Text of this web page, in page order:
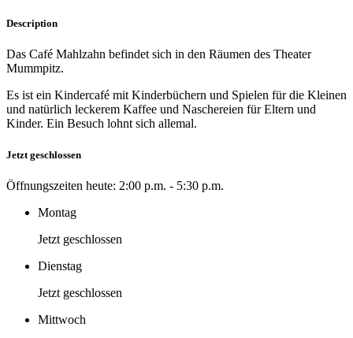
Description
Das Café Mahlzahn befindet sich in den Räumen des Theater
Mummpitz.
Es ist ein Kindercafé mit Kinderbüchern und Spielen für die Kleinen
und natürlich leckerem Kaffee und Naschereien für Eltern und
Kinder. Ein Besuch lohnt sich allemal.
Jetzt geschlossen
Öffnungszeiten heute: 2:00 p.m. - 5:30 p.m.
Montag
Jetzt geschlossen
Dienstag
Jetzt geschlossen
Mittwoch